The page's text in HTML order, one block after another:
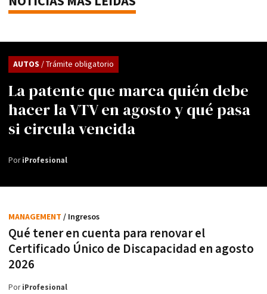
La patente que marca quién debe
hacer la VTV en agosto y qué pasa
si circula vencida
AUTOS / Trámite obligatorio
PoriProfesional
Qué tener en cuenta para renovar el
Certificado Único de Discapacidad en agosto
2026
MANAGEMENT / Ingresos
PoriProfesional